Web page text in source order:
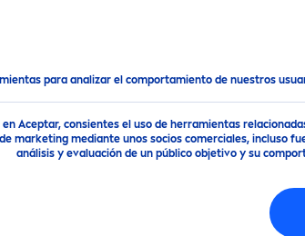
para analizar el comportamiento de nuestros
en Aceptar, consientes el uso de herramientas
marketing mediante unos socios comerciales, incluso
análisis y evaluación de un público objetivo y su
del Sol ¡Nosotros te cuidamos!